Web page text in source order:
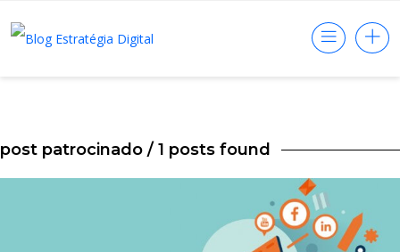
post patrocinado / 1 posts found